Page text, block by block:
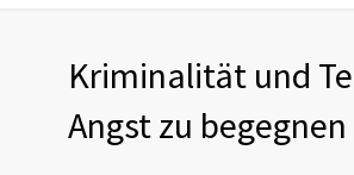
Kriminalität und
Angst zu begegnen